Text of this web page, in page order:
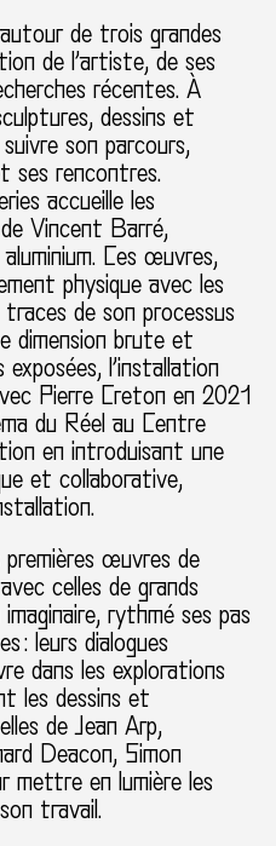
de trois grandes
de l’artiste, de ses
récentes. À
dessins et
son parcours,
ses rencontres.
accueille les
Vincent Barré,
Ces œuvres,
physique avec les
de son processus
dimension brute et
exposées, l’installation
Pierre Creton en 2021
du Réel au Centre
en introduisant une
et collaborative,
premières œuvres de
celles de grands
rythmé ses pas
: leurs dialogues
dans les explorations
les dessins et
de Jean Arp,
Deacon, Simon
mettre en lumière les
travail.